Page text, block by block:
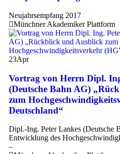
Neujahrsempfang 2017
Münchner Akademiker Plattform
23Apr
Vortrag von Herrn Dipl.
(Deutsche Bahn AG)
zum
Deutschland“
Dipl.-Ing. Peter Lankes (Deutsche
Entwicklung des
–